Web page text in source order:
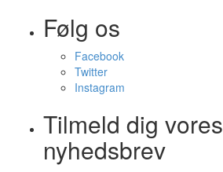
Følg os
Facebook
Twitter
Instagram
Tilmeld dig vores
nyhedsbrev